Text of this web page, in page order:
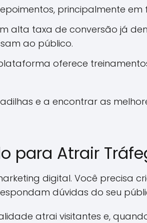
principalmente em
alta taxa de conversão já
ao público.
oferece
e a encontrar as
para Atrair
digital. Você precisa
dúvidas do seu
atrai visitantes e,